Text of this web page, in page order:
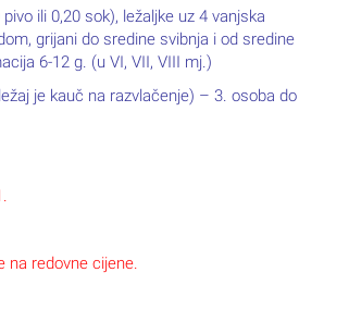
ili 0,20 sok), ležaljke uz 4 vanjska
grijani do sredine svibnja i od sredine
6-12 g. (u VI, VII, VIII mj.)
je kauč na razvlačenje) – 3. osoba do
na redovne cijene.